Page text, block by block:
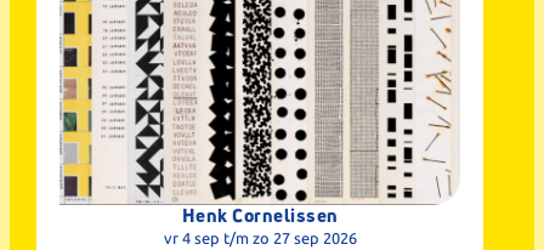
Henk Cornelissen
vr 4 sep t/m zo 27 sep 2026